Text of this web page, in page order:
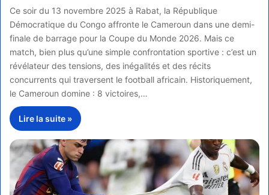
Ce soir du 13 novembre 2025 à Rabat, la République
Démocratique du Congo affronte le Cameroun dans une demi-
finale de barrage pour la Coupe du Monde 2026. Mais ce
match, bien plus qu’une simple confrontation sportive : c’est un
révélateur des tensions, des inégalités et des récits
concurrents qui traversent le football africain. Historiquement,
le Cameroun domine : 8 victoires,…
Lire la suite »